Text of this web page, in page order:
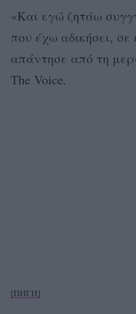
«Και εγώ ζητάω
που έχω αδικήσει,
απάντησε από τη
The Voice.
[ΠΗΓΗ]